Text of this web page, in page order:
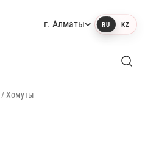
г. Алматы RU KZ
/Хомуты